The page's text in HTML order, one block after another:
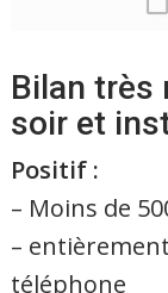
Bilan très
soir et
Positif :
– Moins de
–
téléphone